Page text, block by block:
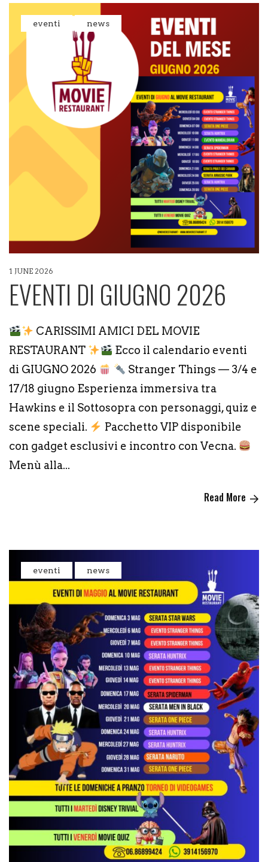
eventi news
1 JUNE 2026
EVENTI DI GIUGNO 2026
CARISSIMI AMICI DEL MOVIE
RESTAURANT
Ecco il calendario eventi
di GIUGNO 2026
Stranger Things — 3/4 e
17/18 giugno Esperienza immersiva tra
Hawkins e il Sottosopra con personaggi, quiz e
scene speciali.
Pacchetto VIP disponibile
con gadget esclusivi e incontro con Vecna.
Menù alla...
Read More
eventi news